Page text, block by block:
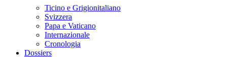
Ticino e Grigionitaliano
Svizzera
Papa e Vaticano
Internazionale
Cronologia
Dossiers